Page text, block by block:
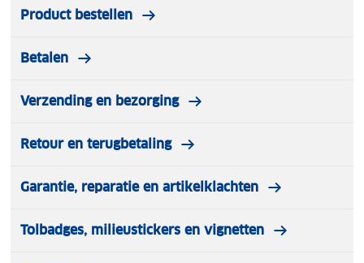
Product bestellen
Betalen
Verzending en bezorging
Retour en terugbetaling
Garantie, reparatie en artikelklachten
Tolbadges, milieustickers en vignetten